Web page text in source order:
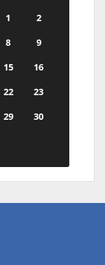
1
2
8
9
15
16
22
23
29
30